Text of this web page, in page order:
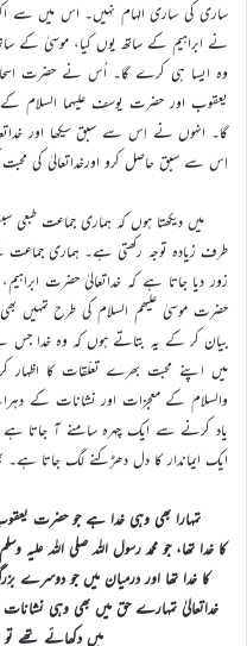
ساری کی ساری الہام نہیں۔ اس میں سے
نے ابراہیم کے ساتھ یوں کیا، موسیٰ کے
وہ ایسا ہی کرے گا۔ اُس نے حضرت
یعقوب اور حضرت یوسف علیہما السلام
گا۔ انہوں نے اِس سے سبق سیکھا اور
اِس سے سبق حاصل کرو اورخداتعالیٰ کی محبت
میں دیکھتا ہوں کہ ہماری جماعت طبعی
طرف زیادہ توجہ رکھتی ہے۔ ہماری
زور دیا جاتا ہے کہ خداتعالیٰ حضرت
حضرت موسیٰ علیھم السلام کی طرح تمہیں
بیان کر کے یہ بتاتے ہوں کہ وہ خدا جس
میں اپنے محبت بھرے تعلّقات کا اظہار
والسلام کے معجزات اور نشانات کے
یاد کرنے سے ایک چہرہ سامنے آ جاتا
ایک ایماندار کا دل دھڑکنے لگ جاتا ہے۔
تمہارا بھی وہی خدا ہے جو حضرت
کا خدا تھا، جو محمد رسول اللہ صلی اللہ علیہ
کا خدا تھا اور درمیان میں جو دوسرے
خداتعالیٰ تمہارے حق میں بھی وہی
میں دکھائے تھے تو